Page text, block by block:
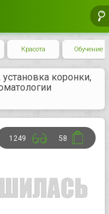
Красота Обучение
коронки,
1249 58